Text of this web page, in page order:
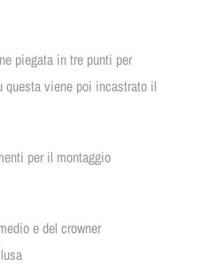
piegata in tre punti per
questa viene poi incastrato il
per il montaggio
e del crowner